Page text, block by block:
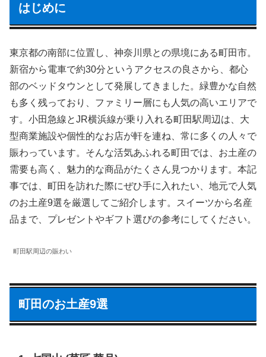
はじめに
東京都の南部に位置し、神奈川県との県境にある町田市。
新宿から電車で約30分というアクセスの良さから、都心
部のベッドタウンとして発展してきました。緑豊かな自然
も多く残っており、ファミリー層にも人気の高いエリアで
す。小田急線とJR横浜線が乗り入れる町田駅周辺は、大
型商業施設や個性的なお店が軒を連ね、常に多くの人々で
賑わっています。そんな活気あふれる町田では、お土産の
需要も高く、魅力的な商品がたくさん見つかります。本記
事では、町田を訪れた際にぜひ手に入れたい、地元で人気
のお土産9選を厳選してご紹介します。スイーツから名産
品まで、プレゼントやギフト選びの参考にしてください。
町田駅周辺の賑わい
町田のお土産9選